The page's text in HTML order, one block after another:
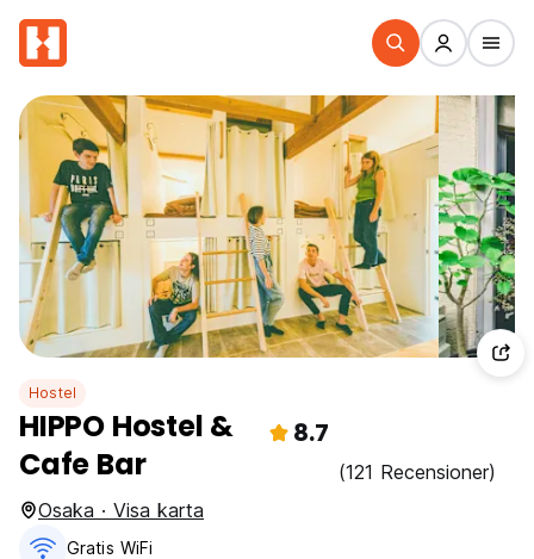
Hostel
HIPPO Hostel &
Cafe Bar
8.7
(121 Recensioner)
Osaka · Visa karta
Gratis WiFi